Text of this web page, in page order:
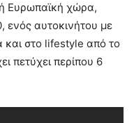
Ευρωπαϊκή χώρα,
ενός αυτοκινήτου με
και στο lifestyle από το
πετύχει περίπου 6